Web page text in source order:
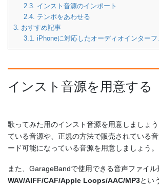
2.3. インスト音源のインポート
2.4. テンポをあわせる
3. おすすめ記事
3.1. iPhoneに対応したオーディオインターフ
インスト音源を用意する
歌ってみた用のインスト音源を用意しましょ
ている音源や、正規の方法で販売されている
ード可能になっている音源を用意しましょう。
また、GarageBandで使用できる音声ファイル
WAV/AIFF/CAF/Apple Loops/AAC/MP3とい